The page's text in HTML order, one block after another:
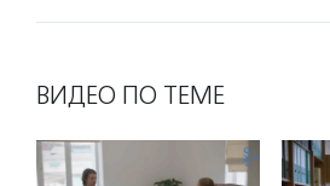
ВИДЕО ПО ТЕМЕ